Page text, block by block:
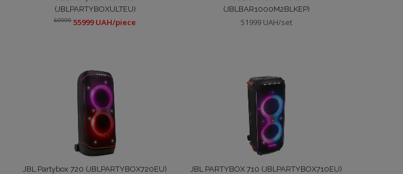
(JBLPARTYBOXULTEU)
69999 55999 UAH/piece
(JBLBAR1000M2BLKEP)
51999 UAH/set
JBL Partybox 720 (JBLPARTYBOX720EU) JBL PARTYBOX 710 (JBLPARTYBOX710EU)